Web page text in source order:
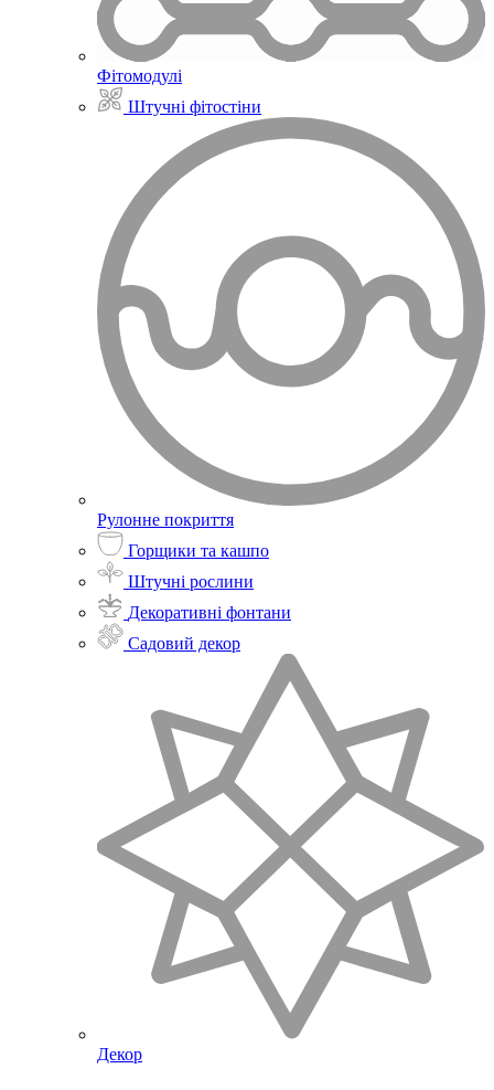
Фітомодулі
Штучні фітостіни
Рулонне покриття
Горщики та кашпо
Штучні рослини
Декоративні фонтани
Садовий декор
Декор